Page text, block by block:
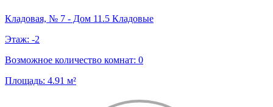
Кладовая, № 7 - Дом 11.5 Кладовые
Этаж: -2
Возможное количество комнат: 0
Площадь: 4.91 м²